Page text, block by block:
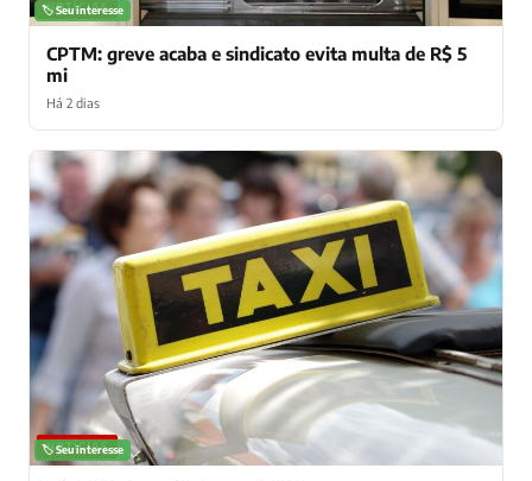
NOTÍCIAS
🏷️ Seu interesse
CPTM: greve acaba e sindicato evita multa de R$ 5
mi
Há 2 dias
NOTÍCIAS
🏷️ Seu interesse